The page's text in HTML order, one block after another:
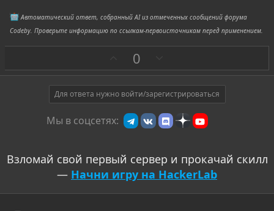
Автоматический ответ, собранный AI из отмеченных сообщений форума
Codeby. Проверьте информацию по ссылкам-первоисточникам перед применением.
а
0
р
о
т
и
в
Для ответа нужно войти/зарегистрироваться
Мы в соцсетях:
Взломай свой первый сервер и прокачай скилл
— Начни игру на HackerLab